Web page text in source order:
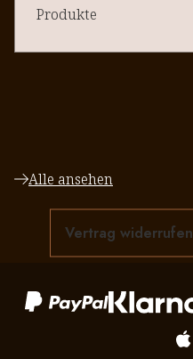
Produkte
Alle ansehen
Vertrag widerrufen